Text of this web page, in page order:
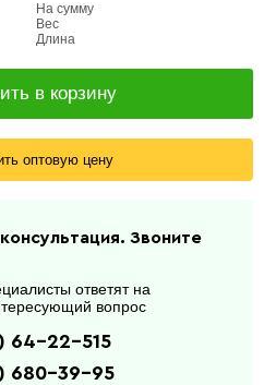
На сумму
Вес
Длина
в корзину
оптовую цену
Звоните
ответят на
вопрос
64-22-515
680-39-95